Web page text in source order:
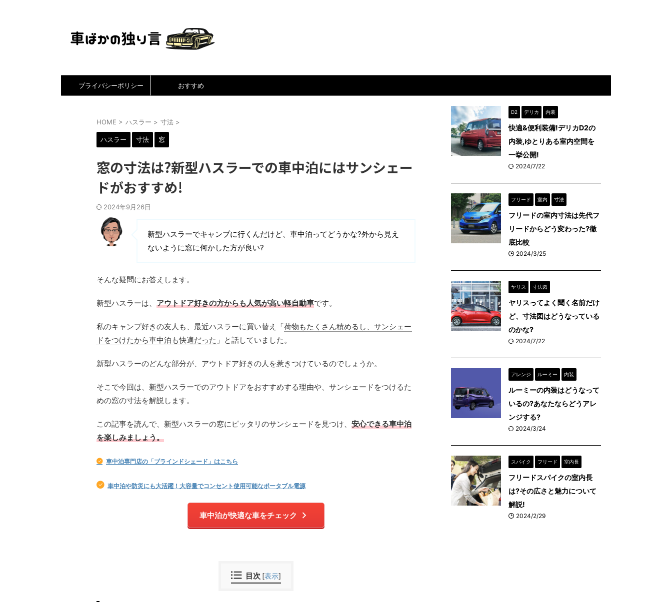
プライバシーポリシー おすすめ
HOME > ハスラー > 寸法 >
ハスラー 寸法 窓
窓の寸法は?新型ハスラーでの車中泊にはサンシェー
ドがおすすめ!
2024年9月26日
新型ハスラーでキャンプに行くんだけど、車中泊ってどうかな?外から見え
ないように窓に何かした方が良い?
そんな疑問にお答えします。
新型ハスラーは、 アウトドア好きの方からも人気が高い軽自動車です。
私のキャンプ好きの友人も、最近ハスラーに買い替え「荷物もたくさん積めるし、サンシェー
ドをつけたから車中泊も快適だった 」と話していました。
新型ハスラーのどんな部分が、アウトドア好きの人を惹きつけているのでしょうか。
そこで今回は、新型ハスラーでのアウトドアをおすすめする理由や、サンシェードをつけるた
めの窓の寸法を解説します。
この記事を読んで、新型ハスラーの窓にピッタリのサンシェードを見つけ、 安心できる車中泊
を楽しみましょう。
車中泊専門店の「ブラインドシェード」はこちら
車中泊や防災にも大活躍！大容量でコンセント使用可能なポータブル電源
車中泊が快適な車をチェック
目次 [表示]
D2 デリカ 内装
快適&便利装備!デリカD2の
内装,ゆとりある室内空間を
一挙公開!
2024/7/22
フリード 室内 寸法
フリードの室内寸法は先代フ
リードからどう変わった?徹
底比較
2024/3/25
ヤリス 寸法図
ヤリスってよく聞く名前だけ
ど、寸法図はどうなっている
のかな?
2024/7/22
アレンジ ルーミー 内装
ルーミーの内装はどうなって
いるの?あなたならどうアレ
ンジする?
2024/3/24
スパイク フリード 室内長
フリードスパイクの室内長
は?その広さと魅力について
解説!
2024/2/29